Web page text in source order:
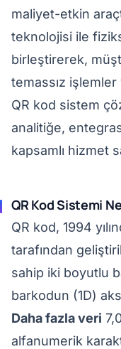
maliyet-etkin
teknolojisi ile
birleştirerek,
temassız
QR kod sistem
analitiğe,
kapsamlı hizmet
QR Kod Sistemi
QR kod, 1994
tarafından
sahip iki boyutlu
barkodun (1D)
Daha fazla veri
alfanumerik